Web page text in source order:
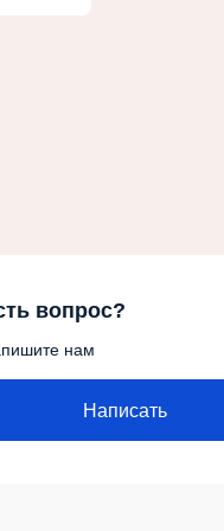
вопрос?
нам
Написать